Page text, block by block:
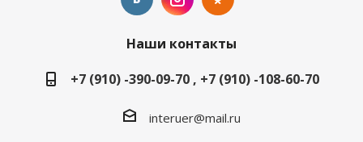
Наши контакты
+7 (910) -390-09-70 , +7 (910) -108-60-70
interuer@mail.ru